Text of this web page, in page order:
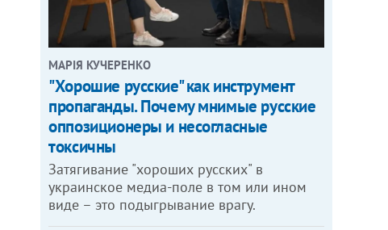
МАРІЯ КУЧЕРЕНКО
"Хорошие русские" как инструмент
пропаганды. Почему мнимые русские
оппозиционеры и несогласные
токсичны
Затягивание "хороших русских" в
украинское медиа-поле в том или ином
виде – это подыгрывание врагу.